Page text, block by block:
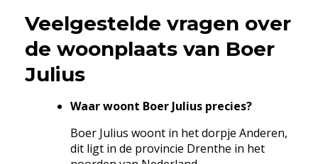
Veelgestelde vragen over
de woonplaats van Boer
Julius
Waar woont Boer Julius precies?
Boer Julius woont in het dorpje Anderen,
dit ligt in de provincie Drenthe in het